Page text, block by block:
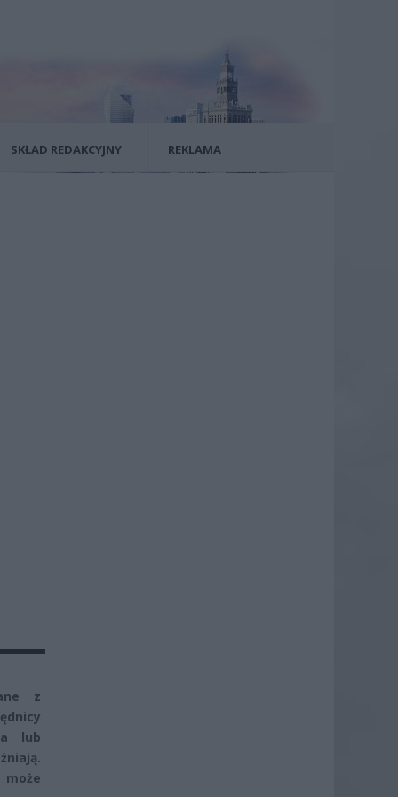
SKŁAD REDAKCYJNY REKLAMA
z
lub